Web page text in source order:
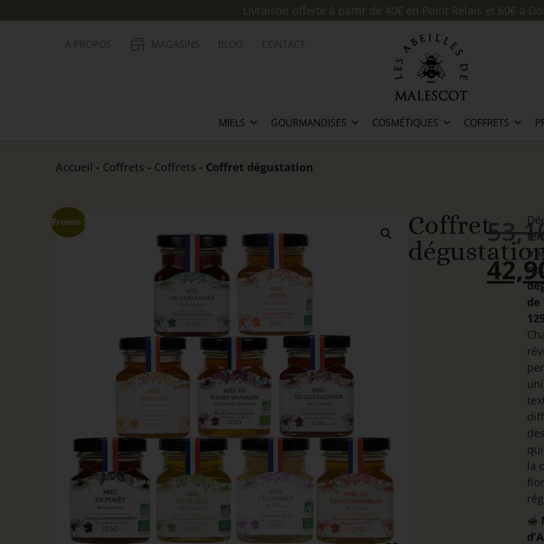
Livraison offerte à partir de 40€ en Point Relais et 60€ à
A PROPOS MAGASINS BLOG CONTACT
MIELS GOURMANDISES COSMÉTIQUES COFFRETS
Accueil - Coffrets - Coffrets - Coffret dégustation
Promo !
Coffret
de
la
🍯